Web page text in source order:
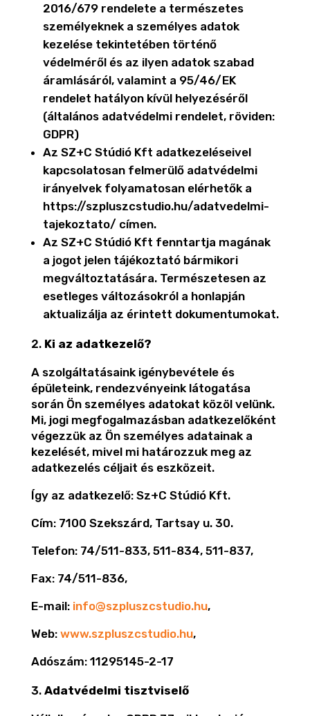
2016/679 rendelete a természetes
személyeknek a személyes adatok
kezelése tekintetében történő
védelméről és az ilyen adatok szabad
áramlásáról, valamint a 95/46/EK
rendelet hatályon kívül helyezéséről
(általános adatvédelmi rendelet, röviden:
GDPR)
Az SZ+C Stúdió Kft adatkezeléseivel
kapcsolatosan felmerülő adatvédelmi
irányelvek folyamatosan elérhetők a
https://szpluszcstudio.hu/adatvedelmi-
tajekoztato/ címen.
Az SZ+C Stúdió Kft fenntartja magának
a jogot jelen tájékoztató bármikori
megváltoztatására. Természetesen az
esetleges változásokról a honlapján
aktualizálja az érintett dokumentumokat.
Ki az adatkezelő?
A szolgáltatásaink igénybevétele és
épületeink, rendezvényeink látogatása
során Ön személyes adatokat közöl velünk.
Mi, jogi megfogalmazásban adatkezelőként
végezzük az Ön személyes adatainak a
kezelését, mivel mi határozzuk meg az
adatkezelés céljait és eszközeit.
Így az adatkezelő: Sz+C Stúdió Kft.
Cím: 7100 Szekszárd, Tartsay u. 30.
Telefon: 74/511-833, 511-834, 511-837,
Fax: 74/511-836,
E-mail: info@szpluszcstudio.hu,
Web: www.szpluszcstudio.hu,
Adószám: 11295145-2-17
Adatvédelmi tisztviselő